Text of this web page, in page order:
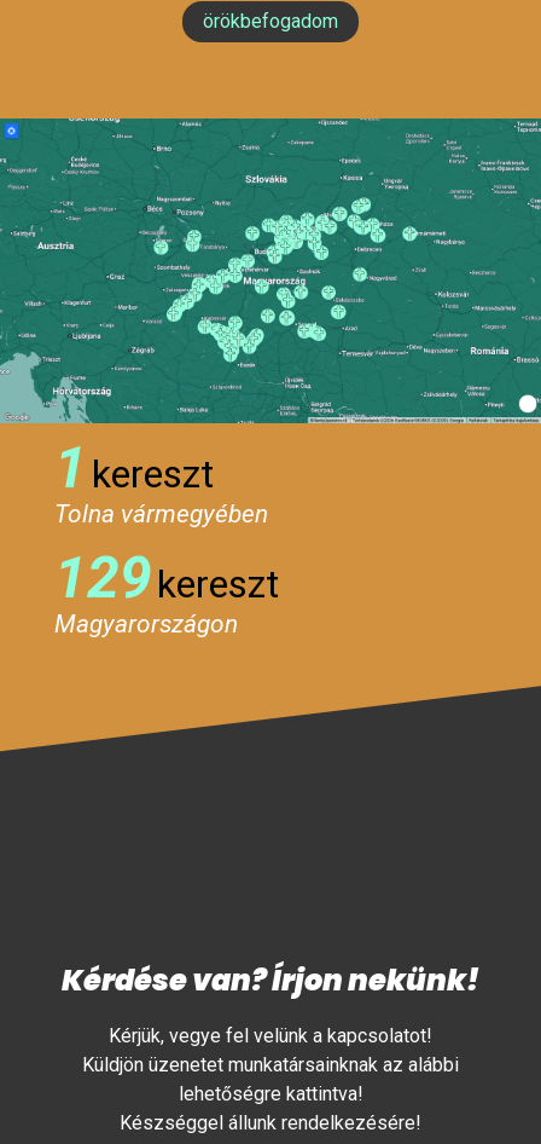
örökbefogadom
1 kereszt
Tolna vármegyében
129kereszt
Magyarországon
Kérdése van? Írjon nekünk!
Kérjük, vegye fel velünk a kapcsolatot!
Küldjön üzenetet munkatársainknak az alábbi
lehetőségre kattintva!
Készséggel állunk rendelkezésére!